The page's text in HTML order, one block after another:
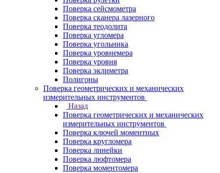
Поверка сейсмометра
Поверка сканера лазерного
Поверка теодолита
Поверка угломера
Поверка угольника
Поверка уровнемера
Поверка уровня
Поверка эклиметра
Полигоны
Поверка геометрических и механических
измерительных инструментов
Назад
Поверка геометрических и механических
измерительных инструментов
Поверка ключей моментных
Поверка кругломера
Поверка линейки
Поверка люфтомера
Поверка моментомера